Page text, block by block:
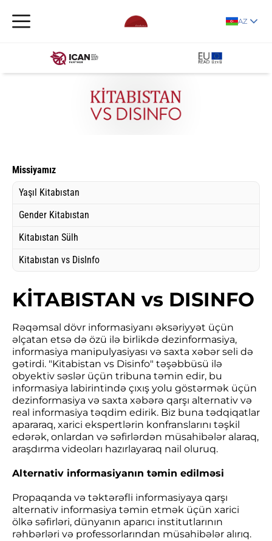
AZ
Missiyamız
Yaşıl Kitabıstan
Gender Kitabıstan
Kitabıstan Sülh
Kitabıstan vs DisInfo
KİTABISTAN vs DISINFO
Rəqəmsal dövr informasiyanı əksəriyyət üçün
əlçatan etsə də özü ilə birlikdə dezinformasiya,
informasiya manipulyasiyası və saxta xəbər seli də
gətirdi. "Kitabistan vs Disinfo" təşəbbüsü ilə
obyektiv səslər üçün tribuna təmin edir, bu
informasiya labirintində çıxış yolu göstərmək üçün
dezinformasiya və saxta xəbərə qarşı alternativ və
real informasiya təqdim edirik. Biz buna tədqiqatlar
apararaq, xarici ekspertlərin konfranslarını təşkil
edərək, onlardan və səfirlərdən müsahibələr alaraq,
araşdırma videoları hazırlayaraq nail oluruq.
Alternativ informasiyanın təmin edilməsi
Propaqanda və təktərəfli informasiyaya qarşı
alternativ informasiya təmin etmək üçün xarici
ölkə səfirləri, dünyanın aparıcı institutlarının
rəhbərləri və professorlarından müsahibələr alırıq.